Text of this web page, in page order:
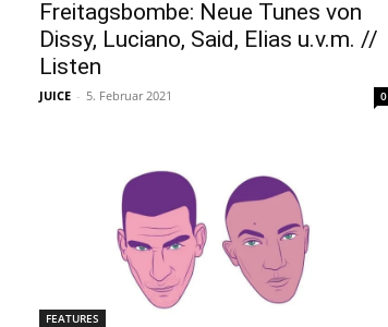
Freitagsbombe: Neue Tunes von
Dissy, Luciano, Said, Elias u.v.m. //
Listen
JUICE - 5. Februar 2021 0
FEATURES